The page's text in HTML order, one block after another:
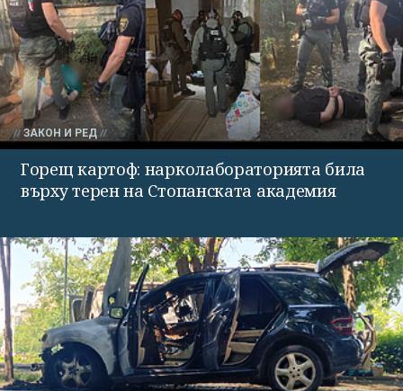
ЗАКОН И РЕД
Горещ картоф: нарколабораторията била
върху терен на Стопанската академия